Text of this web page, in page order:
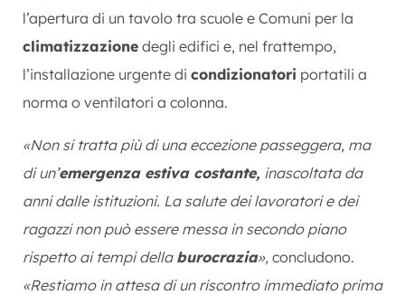
l’apertura di un tavolo tra scuole e Comuni per la
climatizzazione degli edifici e, nel frattempo,
l’installazione urgente di condizionatori portatili a
norma o ventilatori a colonna.
«Non si tratta più di una eccezione passeggera, ma
di un’emergenza estiva costante, inascoltata da
anni dalle istituzioni. La salute dei lavoratori e dei
ragazzi non può essere messa in secondo piano
rispetto ai tempi della burocrazia», concludono.
«Restiamo in attesa di un riscontro immediato prima